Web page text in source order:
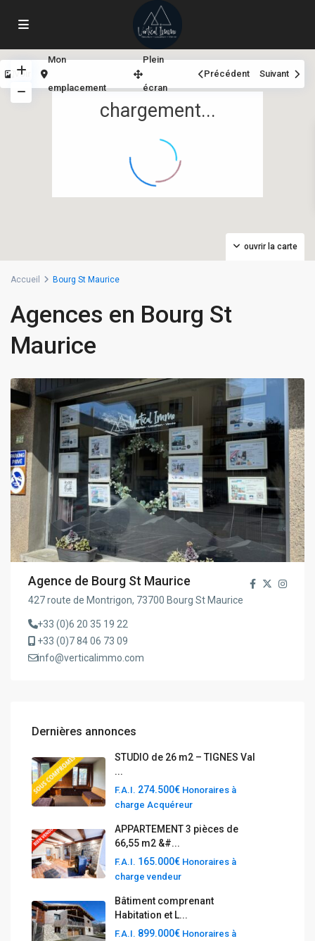
chargement...
ouvrir la carte
Voir
Mon
emplacement
Plein
écran
Précédent Suivant
Accueil Bourg St Maurice
Agences en Bourg St
Maurice
Agence de Bourg St Maurice
427 route de Montrigon, 73700 Bourg St Maurice
+33 (0)6 20 35 19 22
+33 (0)7 84 06 73 09
info@verticalimmo.com
Dernières annonces
STUDIO de 26 m2 – TIGNES Val
...
F.A.I. 274.500€ Honoraires à
charge Acquéreur
APPARTEMENT 3 pièces de
66,55 m2 &#...
F.A.I. 165.000€ Honoraires à
charge vendeur
Bâtiment comprenant
Habitation et L...
F.A.I. 899.000€ Honoraires à